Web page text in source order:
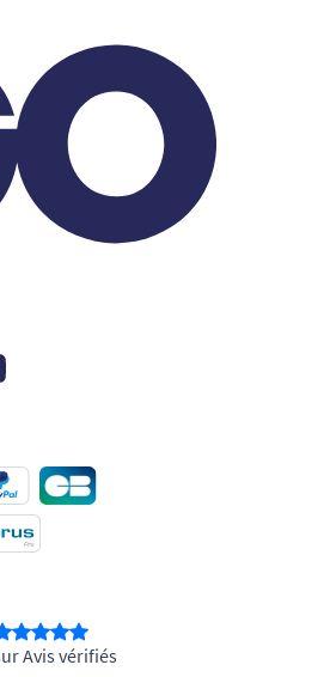
Youtube
Avis vérifiés